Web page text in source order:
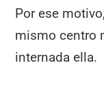
Por ese
mismo centro
internada ella.